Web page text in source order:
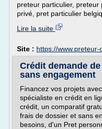
preteur particulier,
privé, pret particulier
Lire la suite
Site : https://www.preteur-
Crédit demande
sans engagement
Financez vos projets
spécialiste en crédit en
crédit, un comparatif
frais de dossier et sans
besoins, d'un Pret